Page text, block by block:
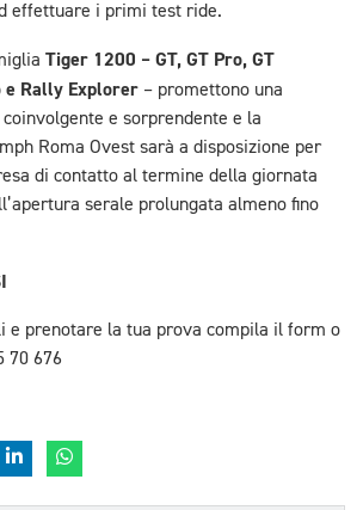
effettuare i primi test ride.
Tiger 1200 – GT, GT Pro, GT
e Rally Explorer – promettono una
e sorprendente e la
Roma Ovest sarà a disposizione per
di contatto al termine della giornata
serale prolungata almeno fino
e prenotare la tua prova compila il form o
70 676